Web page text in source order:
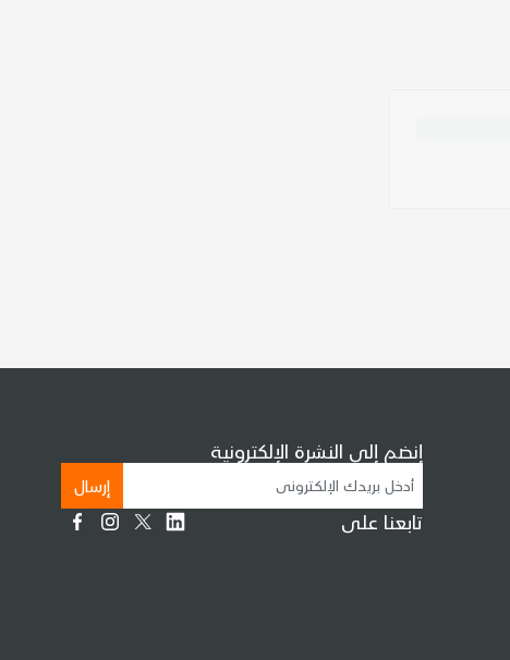
إنضم إلى النشرة الإلكترونية
إرسال
تابعنا على